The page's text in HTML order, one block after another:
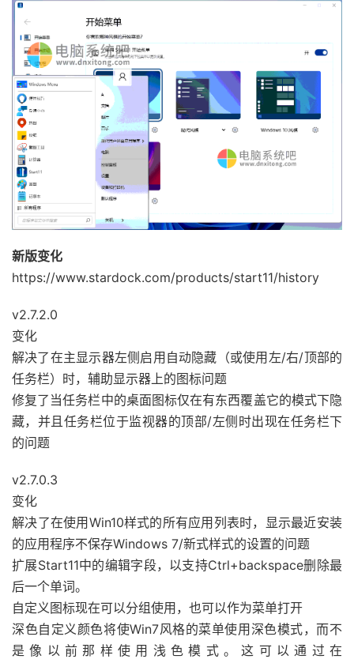
新版变化
https://www.stardock.com/products/start11/history
v2.7.2.0
变化
解决了在主显示器左侧启用自动隐藏（或使用左/右/顶部的
任务栏）时，辅助显示器上的图标问题
修复了当任务栏中的桌面图标仅在有东西覆盖它的模式下隐
藏，并且任务栏位于监视器的顶部/左侧时出现在任务栏下
的问题
v2.7.0.3
变化
解决了在使用Win10样式的所有应用列表时，显示最近安装
的应用程序不保存Windows 7/新式样式的设置的问题
扩展Start11中的编辑字段，以支持Ctrl+backspace删除最
后一个单词。
自定义图标现在可以分组使用，也可以作为菜单打开
深色自定义颜色将使Win7风格的菜单使用深色模式，而不
是像以前那样使用浅色模式。这可以通过在